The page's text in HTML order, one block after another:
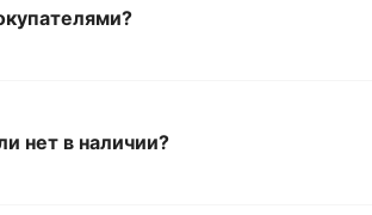
нет в наличии?